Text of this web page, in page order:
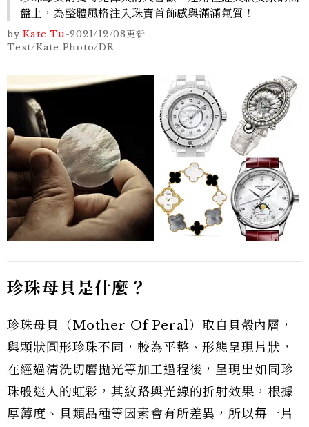
盤上，為整體風格注入珠寶首飾感與滿滿氣質！
by Kate Tu-2021/12/08更新
Text/Kate Photo/DR
珍珠母貝是什麼？
珍珠母貝（Mother Of Peral）取自貝殼內層，
與顆狀圓形珍珠不同，較為平整、形態呈現片狀，
在經過清洗切磨拋光等加工過程後，呈現出如同珍
珠般迷人的虹彩，其紋路與光線的折射效果，根據
厚薄度、貝類品種等因素會有所差異，所以毎一片